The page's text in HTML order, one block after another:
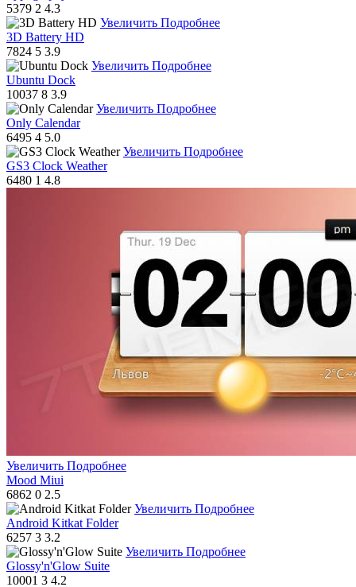
5379 2 4.3
Увеличить Подробнее
3D Battery HD
7824 5 3.9
Увеличить Подробнее
Ubuntu Dock
10037 8 3.9
Увеличить Подробнее
Only Calendar
6495 4 5.0
Увеличить Подробнее
GS3 Clock Weather
6480 1 4.8
Увеличить Подробнее
Mood Miui
6862 0 2.5
Увеличить Подробнее
Android Kitkat Folder
6257 3 3.2
Увеличить Подробнее
Glossy'n'Glow Suite
10001 3 4.2